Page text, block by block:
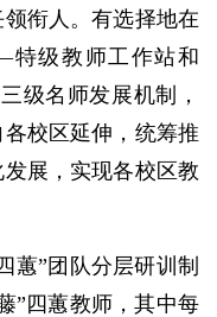
衔人。有选择地在
级教师工作站和
级名师发展机制，
校区延伸，统筹推
展，实现各校区教
蕙”团队分层研训制
”四蕙教师，其中每